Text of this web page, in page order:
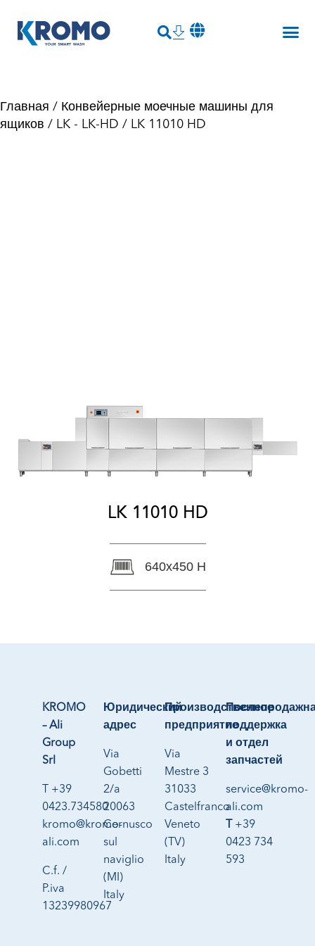
Главная / Конвейерные моечные машины для
ящиков / LK - LK-HD / LK 11010 HD
LK 11010 HD
640x450 H
KROMO
– Ali
Group
Srl
T +39
0423.734580
kromo@kromo-
ali.com
C.f. /
P.iva
13239980967
Юридический
адрес
Via
Gobetti
2/a
20063
Cernusco
sul
naviglio
(MI)
Italy
Производственное
предприятие
Via
Mestre 3
31033
Castelfranco
Veneto
(TV)
Italy
поддержка
и отдел
запчастей
service@kromo-
ali.com
T +39
0423 734
593